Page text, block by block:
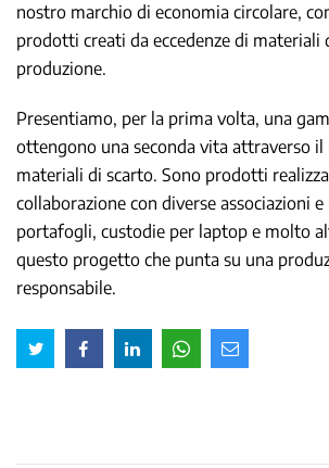
nostro marchio di economia circolare,
prodotti creati da eccedenze di materiali
produzione.
Presentiamo, per la prima volta, una
ottengono una seconda vita attraverso
materiali di scarto. Sono prodotti
collaborazione con diverse associazioni
portafogli, custodie per laptop e molto
questo progetto che punta su una
responsabile.